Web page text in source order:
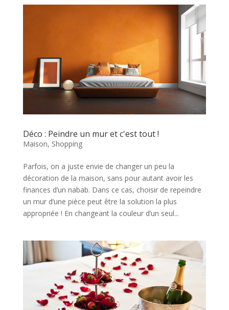
Déco : Peindre un mur et c'est tout !
Maison, Shopping
Parfois, on a juste envie de changer un peu la
décoration de la maison, sans pour autant avoir les
finances d’un nabab. Dans ce cas, choisir de repeindre
un mur d’une pièce peut être la solution la plus
appropriée ! En changeant la couleur d’un seul...